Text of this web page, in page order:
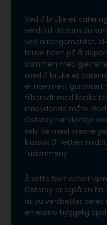
Ved å bruke et
verdifull tid som du
ved arrangementet,
bruke tiden på å
sammen med
med å bruke et
er nærmest garantert
tilberedt med ferske
innbydende måte.
Osterøy har dyktige
selv de mest kresne
klassisk 3-retters
fusionmeny.
Å sette bort
Osterøy er også en
at du verdsetter deres
en ekstra hyggelig